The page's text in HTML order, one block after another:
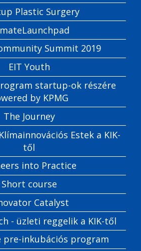
Plastic Surgery
Summit 2019
EIT Youth
startup-ok részére
by KPMG
The Journey
Estek a KIK-
től
into Practice
Short course
Catalyst
- üzleti reggelik a KIK-től
pre-inkubációs program